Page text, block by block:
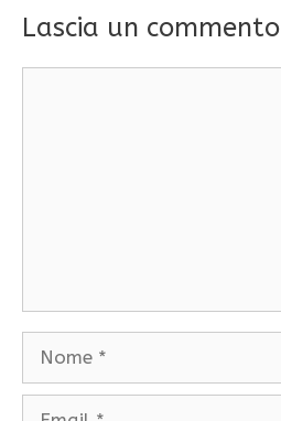
Lascia un commento
Nome
Email